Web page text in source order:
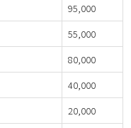
95,000
55,000
80,000
40,000
20,000